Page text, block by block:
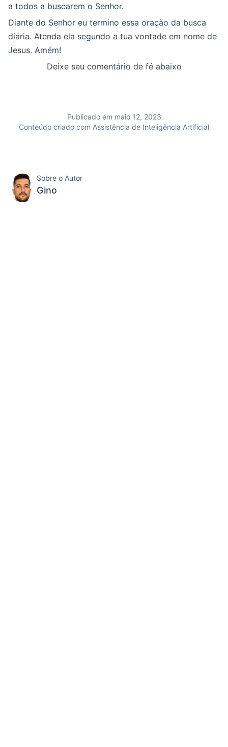
a todos a buscarem o Senhor.
Diante do Senhor eu termino essa oração da busca
diária. Atenda ela segundo a tua vontade em nome de
Jesus. Amém!
Deixe seu comentário de fé abaixo
Publicado em maio 12, 2023
Conteúdo criado com Assistência de Inteligência Artificial
Sobre o Autor
Gino